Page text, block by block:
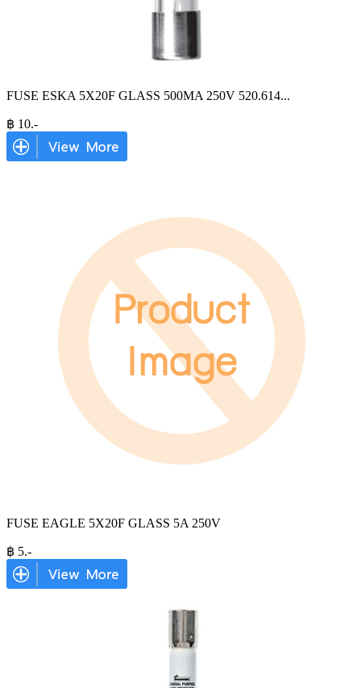
FUSE ESKA 5X20F GLASS 500MA 250V 520.614...
฿ 10.-
FUSE EAGLE 5X20F GLASS 5A 250V
฿ 5.-